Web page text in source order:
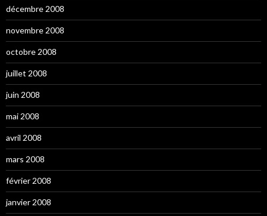
décembre 2008
novembre 2008
octobre 2008
juillet 2008
juin 2008
mai 2008
avril 2008
mars 2008
février 2008
janvier 2008